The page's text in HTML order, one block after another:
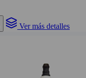
Ver más detalles